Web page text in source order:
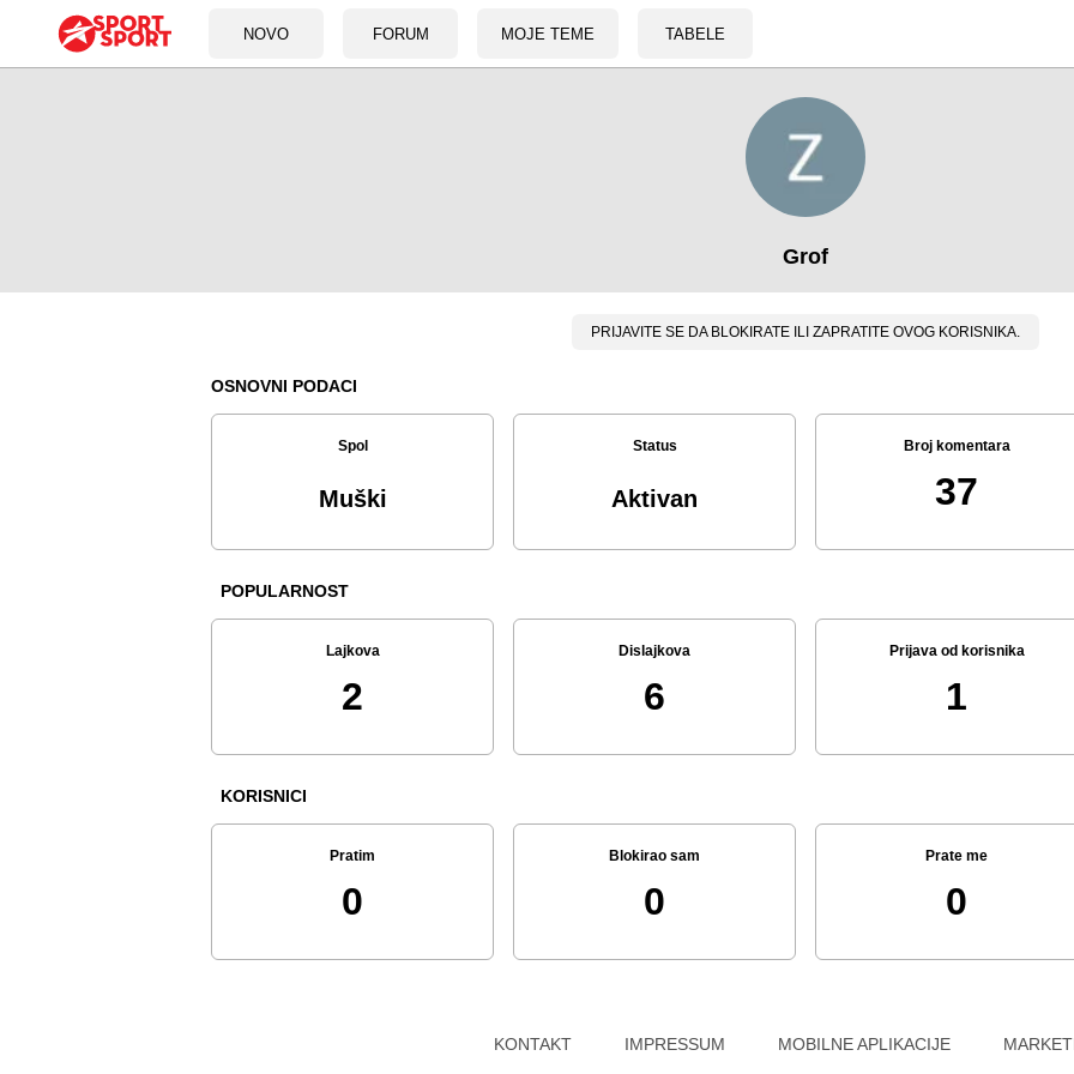
NOVO FORUM MOJE TEME TABELE
Grof
PRIJAVITE SE DA BLOKIRATE ILI ZAPRATITE OVOG KORISNIKA.
OSNOVNI PODACI
Spol
Muški
Status
Aktivan
Broj komentara
37
POPULARNOST
Lajkova
2
Dislajkova
6
Prijava od korisnika
1
KORISNICI
Pratim
0
Blokirao sam
0
Prate me
0
KONTAKT IMPRESSUM MOBILNE APLIKACIJE